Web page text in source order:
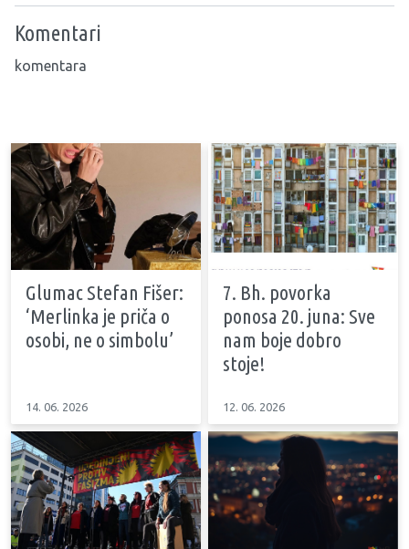
Komentari
komentara
Glumac Stefan Fišer:
‘Merlinka je priča o
osobi, ne o simbolu’
14. 06. 2026
7. Bh. povorka
ponosa 20. juna: Sve
nam boje dobro
stoje!
12. 06. 2026